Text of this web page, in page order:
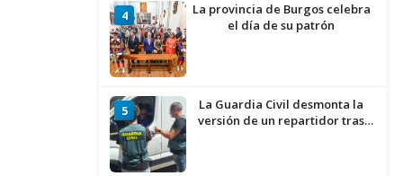
4
La provincia de Burgos celebra
el día de su patrón
5
La Guardia Civil desmonta la
versión de un repartidor tras